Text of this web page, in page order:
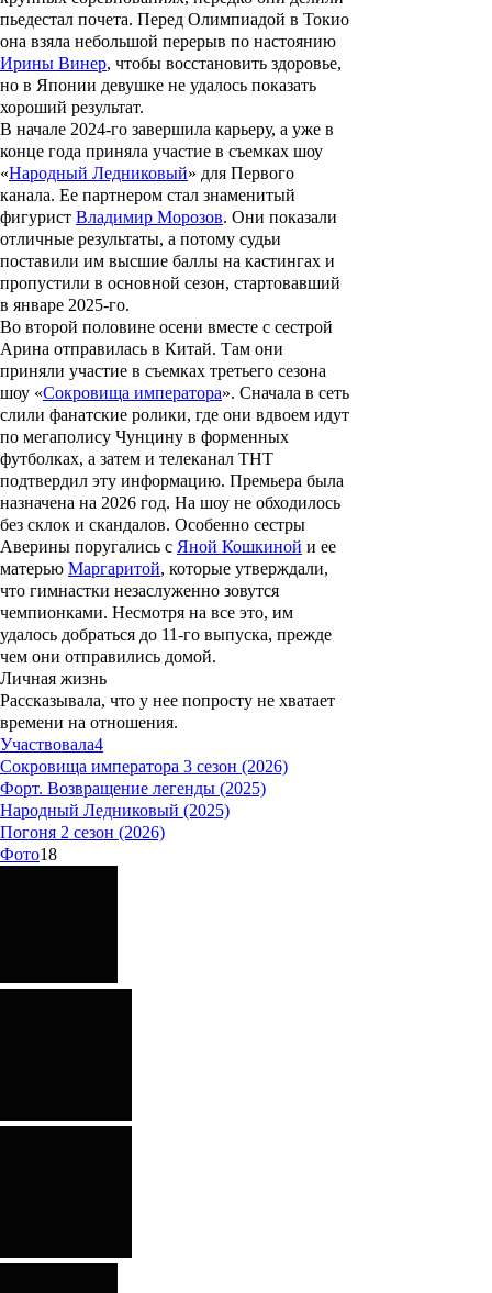
пьедестал почета. Перед Олимпиадой в Токио
она взяла небольшой перерыв по настоянию
Ирины Винер, чтобы восстановить здоровье,
но в Японии девушке не удалось показать
хороший результат.
В начале 2024-го завершила карьеру, а уже в
конце года приняла участие в съемках шоу
«Народный Ледниковый» для Первого
канала. Ее партнером стал знаменитый
фигурист Владимир Морозов. Они показали
отличные результаты, а потому судьи
поставили им высшие баллы на кастингах и
пропустили в основной сезон, стартовавший
в январе 2025-го.
Во второй половине осени вместе с сестрой
Арина отправилась в Китай. Там они
приняли участие в съемках третьего сезона
шоу «Сокровища императора». Сначала в сеть
слили фанатские ролики, где они вдвоем идут
по мегаполису Чунцину в форменных
футболках, а затем и телеканал ТНТ
подтвердил эту информацию. Премьера была
назначена на 2026 год. На шоу не обходилось
без склок и скандалов. Особенно сестры
Аверины поругались с Яной Кошкиной и ее
матерью Маргаритой, которые утверждали,
что гимнастки незаслуженно зовутся
чемпионками. Несмотря на все это, им
удалось добраться до 11-го выпуска, прежде
чем они отправились домой.
Личная жизнь
Рассказывала, что у нее попросту не хватает
времени на отношения.
Участвовала4
Сокровища императора 3 сезон (2026)
Форт. Возвращение легенды (2025)
Народный Ледниковый (2025)
Погоня 2 сезон (2026)
Фото18